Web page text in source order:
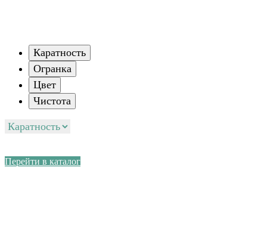
Каратность
Огранка
Цвет
Чистота
Перейти в каталог